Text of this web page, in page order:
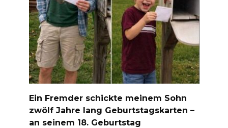
Ein Fremder schickte meinem Sohn
zwölf Jahre lang Geburtstagskarten –
an seinem 18. Geburtstag